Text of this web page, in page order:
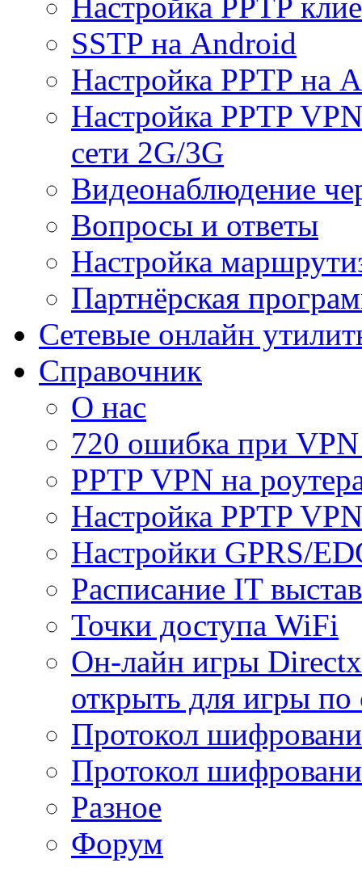
SSTP на Android
Настройка PPTP на
Настройка PPTP
сети 2G/3G
Видеонаблюдение
Вопросы и ответы
Настройка
Партнёрская
Сетевые онлайн
Справочник
О нас
720 ошибка при
PPTP VPN на
Настройка PPTP
Настройки GPRS/
Расписание IT
Точки доступа WiFi
Он-лайн игры
открыть для игры по
Протокол
Протокол
Разное
Форум